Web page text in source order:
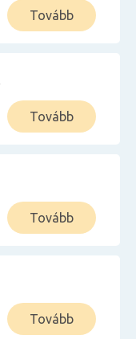
Tovább
Tovább
Tovább
Tovább